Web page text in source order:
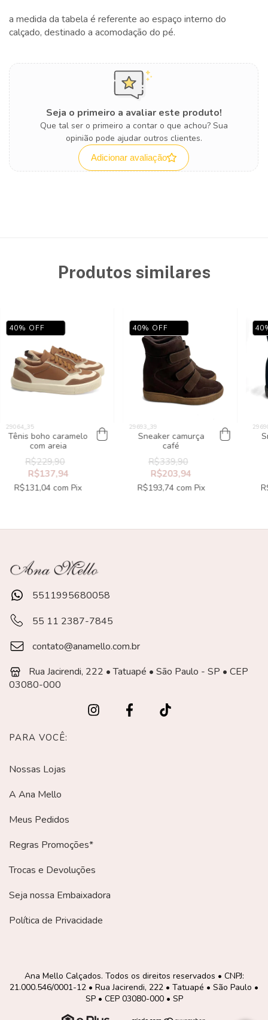
a medida da tabela é referente ao espaço interno do
calçado, destinado a acomodação do pé.
Seja o primeiro a avaliar este produto!
Que tal ser o primeiro a contar o que achou? Sua
opinião pode ajudar outros clientes.
Adicionar avaliação
Produtos similares
40% OFF
Tênis boho caramelo
com areia
R$229,90
R$137,94
R$131,04 com Pix
40% OFF
Sneaker camurça
café
R$339,90
R$203,94
R$193,74 com Pix
40
5511995680058
55 11 2387-7845
contato@anamello.com.br
Rua Jacirendi, 222 • Tatuapé • São Paulo - SP • CEP
03080-000
PARA VOCÊ:
Nossas Lojas
A Ana Mello
Meus Pedidos
Regras Promoções*
Trocas e Devoluções
Seja nossa Embaixadora
Política de Privacidade
Ana Mello Calçados. Todos os direitos reservados • CNPJ:
21.000.546/0001-12 • Rua Jacirendi, 222 • Tatuapé • São Paulo •
SP • CEP 03080-000 • SP